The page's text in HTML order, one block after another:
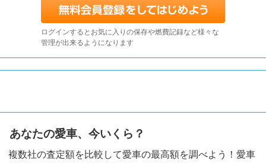
ログインするとお気に入りの保存や燃費記録など様々な
管理が出来るようになります
あなたの愛車、今いくら？
複数社の査定額を比較して愛車の最高額を調べよう！愛車